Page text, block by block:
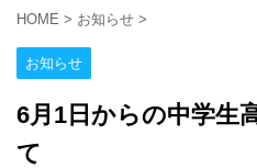
HOME > お知らせ >
お知らせ
6月1日からの中学生
て